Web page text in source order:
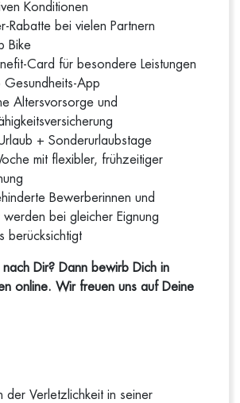
Konditionen
Rabatte bei vielen Partnern
Bike
Card für besondere Leistungen
Gesundheits-App
Altersvorsorge und
+ Sonderurlaubstage
mit flexibler, frühzeitiger
Bewerberinnen und
werden bei gleicher Eignung
berücksichtigt
Dir? Dann bewirb Dich in
online. Wir freuen uns auf Deine
der Verletzlichkeit in seiner